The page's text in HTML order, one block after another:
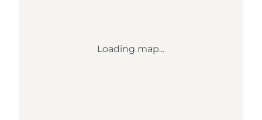
Loading map...